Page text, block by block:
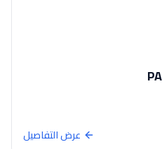
عرض التفاصيل